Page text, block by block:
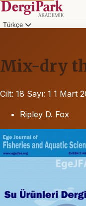
Türkçe
Mix-dry
Cilt: 18 Sayı: 1 1 Mart
Ripley D. Fox